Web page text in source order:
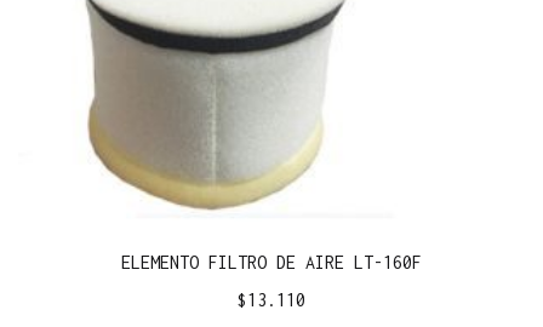
ELEMENTO FILTRO DE AIRE LT-160F
$13.110